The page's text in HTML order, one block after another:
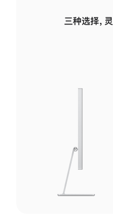
三种选择，